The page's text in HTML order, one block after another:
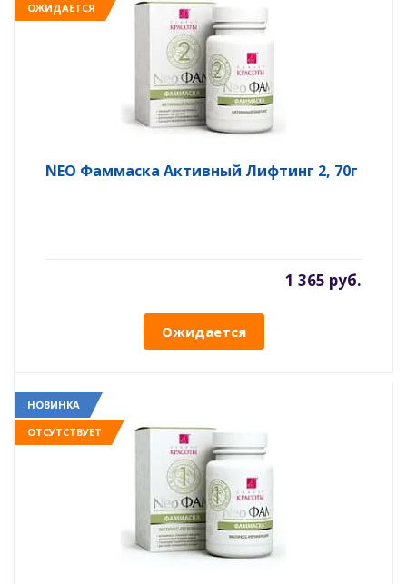
ОЖИДАЕТСЯ
NEO Фаммаска Активный Лифтинг 2, 70г
1 365 руб.
Ожидается
НОВИНКА
ОТСУТСТВУЕТ